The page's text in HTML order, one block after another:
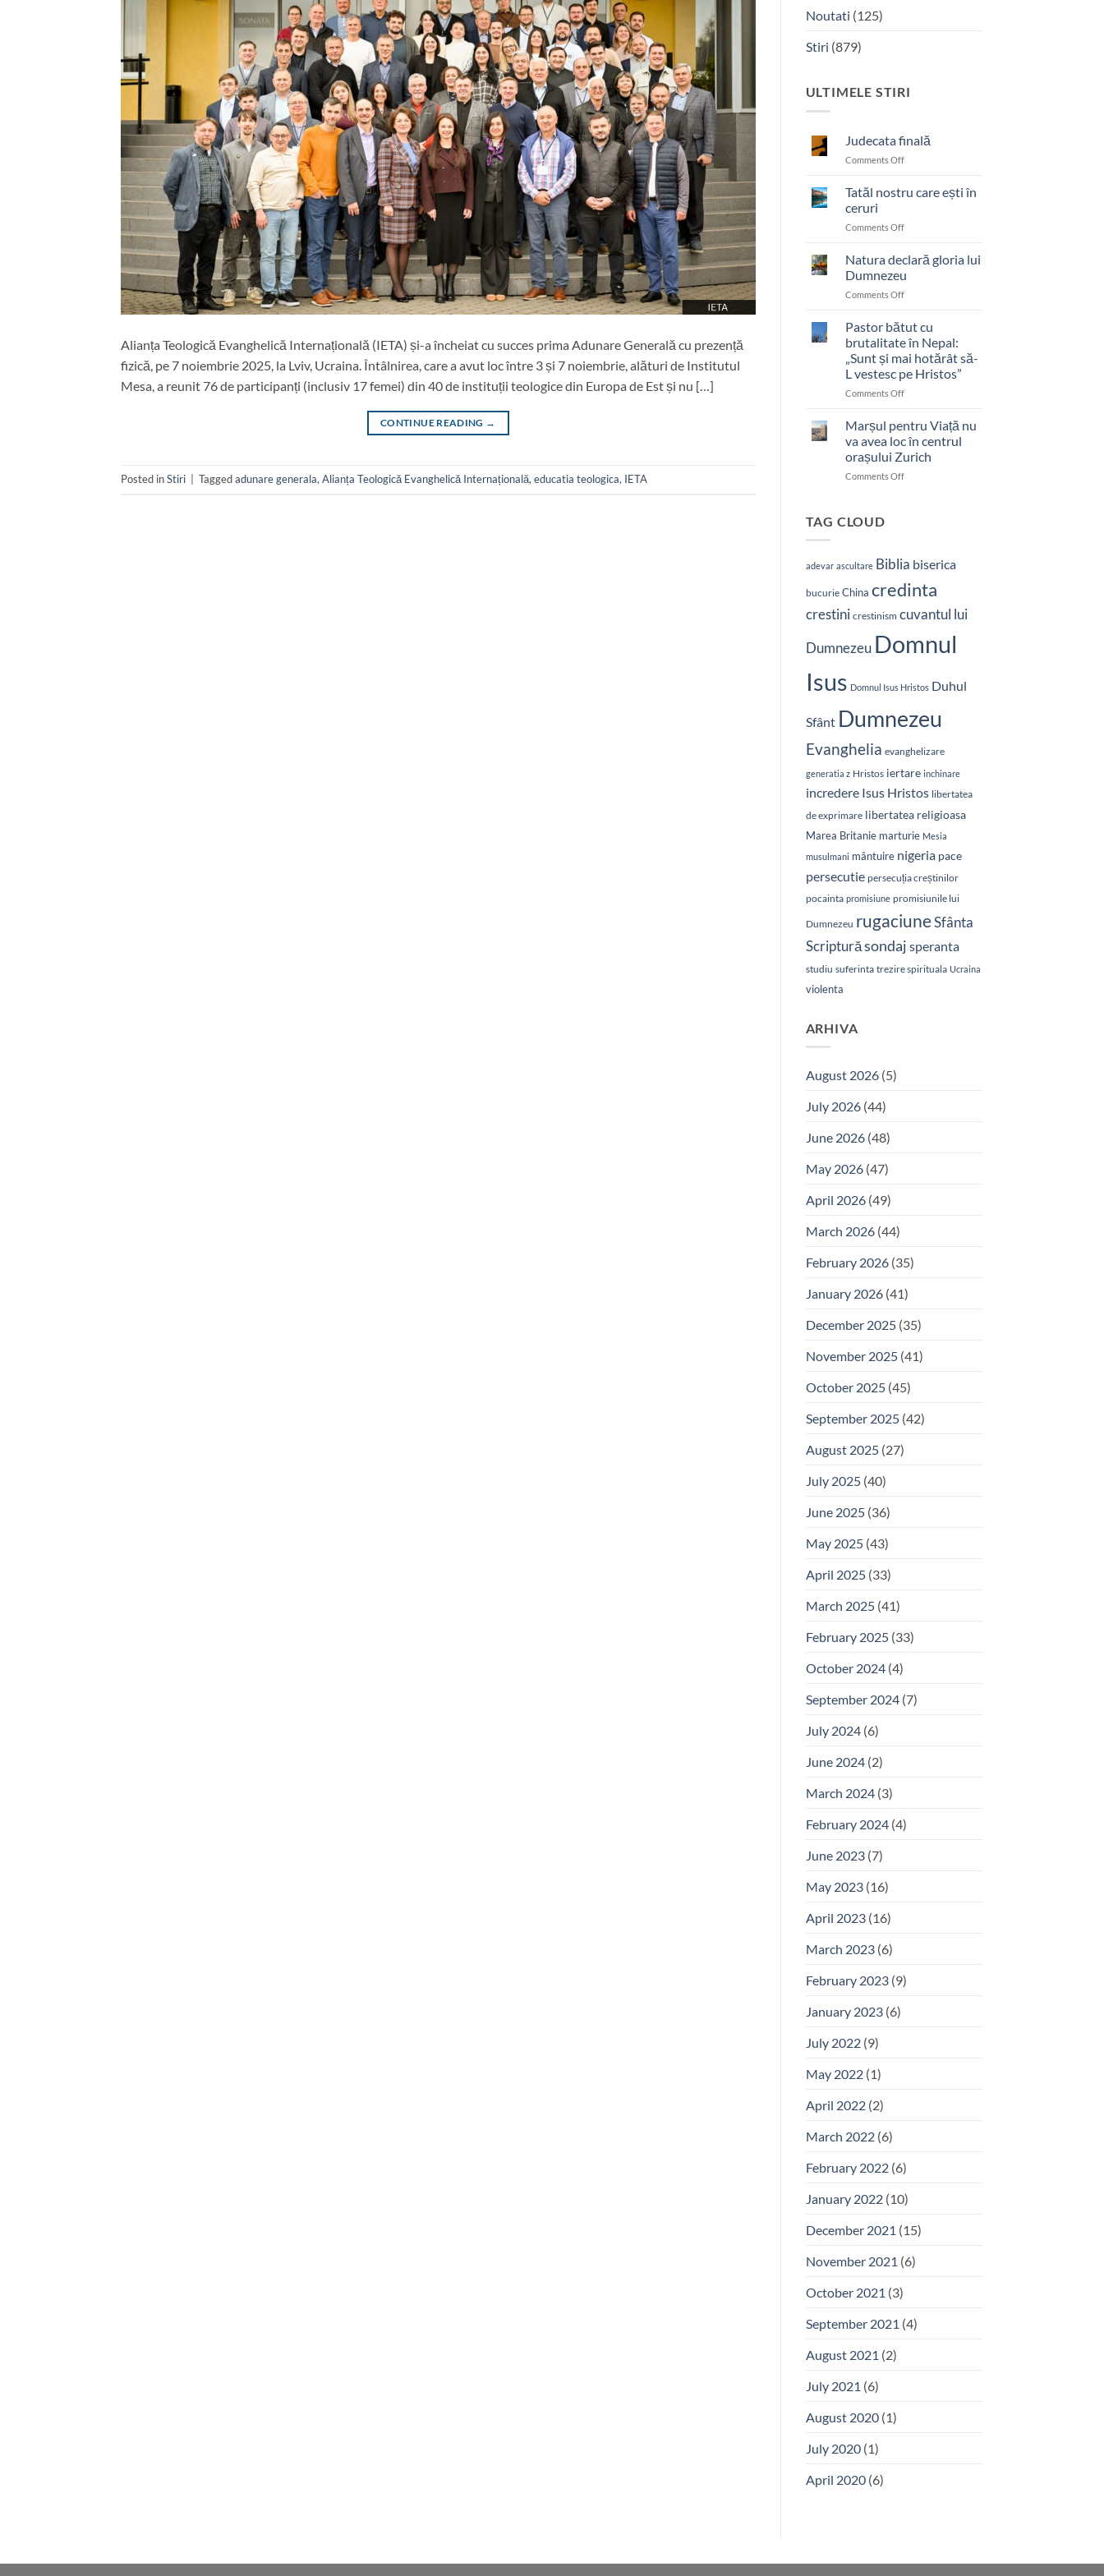
Alianța Teologică Evanghelică Internațională (IETA) și-a încheiat cu succes prima Adunare Generală cu prezență
fizică, pe 7 noiembrie 2025, la Lviv, Ucraina. Întâlnirea, care a avut loc între 3 și 7 noiembrie, alături de Institutul
Mesa, a reunit 76 de participanți (inclusiv 17 femei) din 40 de instituții teologice din Europa de Est și nu […]
CONTINUE READING →
Posted inStiri Taggedadunare generala, Alianța Teologică Evanghelică Internațională, educatia teologica, IETA
Noutati (125)
Stiri (879)
ULTIMELE STIRI
Judecata finală
Comments Offon
Tatăl nostru care ești în
ceruri
Comments Offon
nostru
care
ești
în
Natura declară gloria lui
Dumnezeu
Comments Offon
declară
gloria
lui
Dumnezeu
Pastor bătut cu
brutalitate în Nepal:
„Sunt și mai hotărât să-
L vestesc pe Hristos”
Comments Offon
bătut
cu
brutalitate
în
Nepal:
L
pe
Marșul pentru Viață nu
va avea loc în centrul
orașului Zurich
Comments Offon
avea
loc
în
orașului
TAG CLOUD
adevar ascultare Biblia biserica
bucurie China credinta
crestini crestinism cuvantul lui
Dumnezeu Domnul
Isus Domnul Isus Hristos Duhul
Sfânt Dumnezeu
Evanghelia evanghelizare
generatia z Hristos iertare inchinare
incredere Isus Hristos libertatea
de exprimare libertatea religioasa
Marea Britanie marturie Mesia
musulmani mântuire nigeria pace
persecutie persecuția creștinilor
pocainta promisiune promisiunile lui
Dumnezeu rugaciuneSfânta
Scripturăsondaj speranta
studiu suferinta trezire spirituala Ucraina
violenta
ARHIVA
August 2026(5)
July 2026(44)
June 2026(48)
May 2026(47)
April 2026(49)
March 2026(44)
February 2026(35)
January 2026(41)
December 2025(35)
November 2025(41)
October 2025(45)
September 2025(42)
August 2025(27)
July 2025(40)
June 2025(36)
May 2025(43)
April 2025(33)
March 2025(41)
February 2025(33)
October 2024(4)
September 2024(7)
July 2024(6)
June 2024(2)
March 2024(3)
February 2024(4)
June 2023(7)
May 2023(16)
April 2023(16)
March 2023(6)
February 2023(9)
January 2023(6)
July 2022(9)
May 2022(1)
April 2022(2)
March 2022(6)
February 2022(6)
January 2022(10)
December 2021 (15)
November 2021 (6)
October 2021 (3)
September 2021 (4)
August 2021 (2)
July 2021 (6)
August 2020(1)
July 2020(1)
April 2020(6)